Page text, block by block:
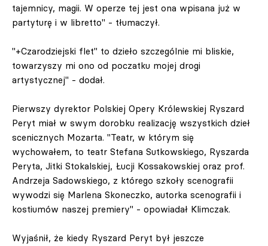
tajemnicy, magii. W operze tej jest ona wpisana już w
partyturę i w libretto" - tłumaczył.
"+Czarodziejski flet" to dzieło szczególnie mi bliskie,
towarzyszy mi ono od poczatku mojej drogi
artystycznej" - dodał.
Pierwszy dyrektor Polskiej Opery Królewskiej Ryszard
Peryt miał w swym dorobku realizację wszystkich dzieł
scenicznych Mozarta. "Teatr, w którym się
wychowałem, to teatr Stefana Sutkowskiego, Ryszarda
Peryta, Jitki Stokalskiej, Łucji Kossakowskiej oraz prof.
Andrzeja Sadowskiego, z którego szkoły scenografii
wywodzi się Marlena Skoneczko, autorka scenografii i
kostiumów naszej premiery" - opowiadał Klimczak.
Wyjaśnił, że kiedy Ryszard Peryt był jeszcze